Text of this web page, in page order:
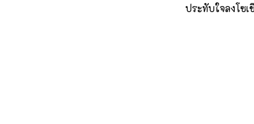
ประทับใจลงโซเ